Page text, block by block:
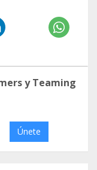
y Teaming
Únete